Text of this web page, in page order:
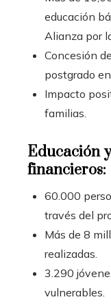
educación
Alianza por
Concesión
postgrado
Impacto
familias.
Educación
financieros:
60.000
través del
Más de 8
realizadas.
3.290
vulnerables.